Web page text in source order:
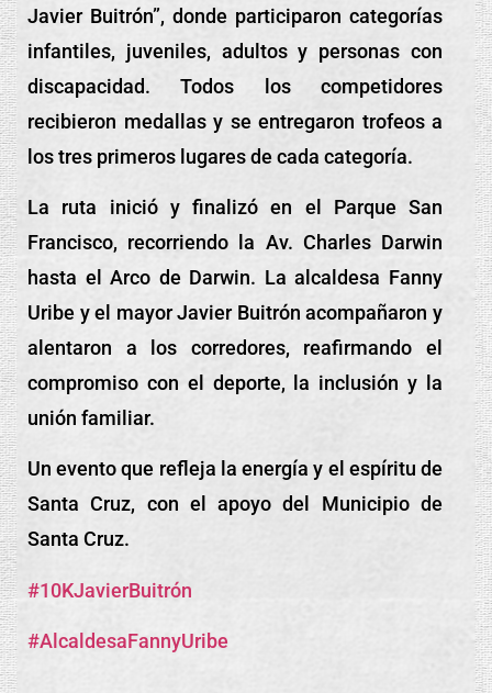
Javier Buitrón”, donde participaron categorías
infantiles, juveniles, adultos y personas con
discapacidad. Todos los competidores
recibieron medallas y se entregaron trofeos a
los tres primeros lugares de cada categoría.
La ruta inició y finalizó en el Parque San
Francisco, recorriendo la Av. Charles Darwin
hasta el Arco de Darwin. La alcaldesa Fanny
Uribe y el mayor Javier Buitrón acompañaron y
alentaron a los corredores, reafirmando el
compromiso con el deporte, la inclusión y la
unión familiar.
Un evento que refleja la energía y el espíritu de
Santa Cruz, con el apoyo del Municipio de
Santa Cruz.
#10KJavierBuitrón
#AlcaldesaFannyUribe